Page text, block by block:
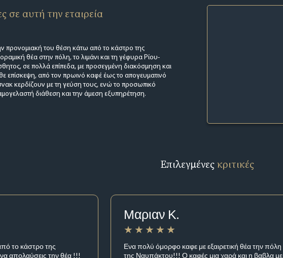
σε αυτή την εταιρεία
προνομιακή του θέση κάτω από το κάστρο της
θέα στην πόλη, το λιμάνι και τη γέφυρα Ρίου-
σε πολλά επίπεδα, με προσεγμένη διακόσμηση και
επίσκεψη, από τον πρωινό καφέ έως το απογευματινό
κερδίζουν με τη γεύση τους, ενώ το προσωπικό
διάθεση και την άμεση εξυπηρέτηση.
Επιλεγμένεςκριτικές
το κάστρο της
απολαύσεις την θέα !!!
Μαριαν Κ.
Ενα πολύ όμορφο καφε με εξαιρετική θέα την πόλη
της Ναυπάκτου!!! Ο καφές μια χαρά και η βαβλα με